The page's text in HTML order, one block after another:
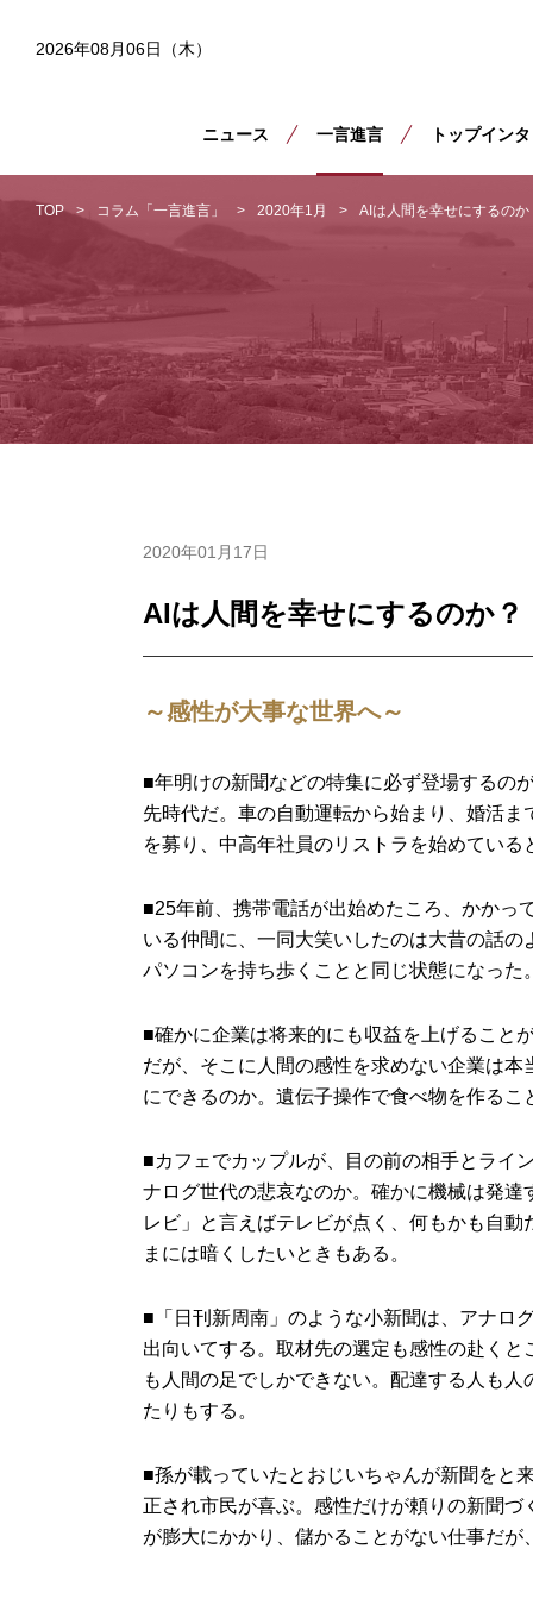
2026年08月06日（木）
ニュース 一言進言 トップイン
TOP コラム「一言進言」 2020年1月 AIは人間を幸せにするのか
2020年01月17日
AIは人間を幸せにするのか？
～感性が大事な世界へ～
■年明けの新聞などの特集に必ず登場するの
先時代だ。車の自動運転から始まり、婚活
を募り、中高年社員のリストラを始めてい
■25年前、携帯電話が出始めたころ、かかっ
いる仲間に、一同大笑いしたのは大昔の話
パソコンを持ち歩くことと同じ状態になった
■確かに企業は将来的にも収益を上げること
だが、そこに人間の感性を求めない企業は
にできるのか。遺伝子操作で食べ物を作るこ
■カフェでカップルが、目の前の相手とライ
ナログ世代の悲哀なのか。確かに機械は発
レビ」と言えばテレビが点く、何もかも自
まには暗くしたいときもある。
■「日刊新周南」のような小新聞は、アナロ
出向いてする。取材先の選定も感性の赴く
も人間の足でしかできない。配達する人も
たりもする。
■孫が載っていたとおじいちゃんが新聞をと
正され市民が喜ぶ。感性だけが頼りの新聞
が膨大にかかり、儲かることがない仕事だが